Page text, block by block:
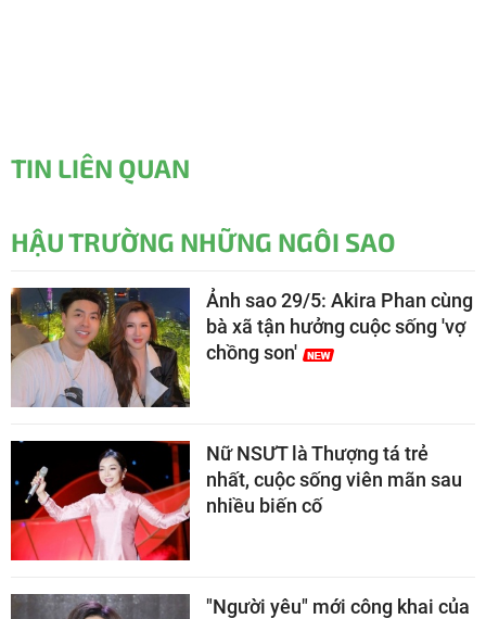
TIN LIÊN QUAN
HẬU TRƯỜNG NHỮNG NGÔI SAO
Ảnh sao 29/5: Akira Phan cùng
bà xã tận hưởng cuộc sống 'vợ
chồng son'
Nữ NSƯT là Thượng tá trẻ
nhất, cuộc sống viên mãn sau
nhiều biến cố
"Người yêu" mới công khai của